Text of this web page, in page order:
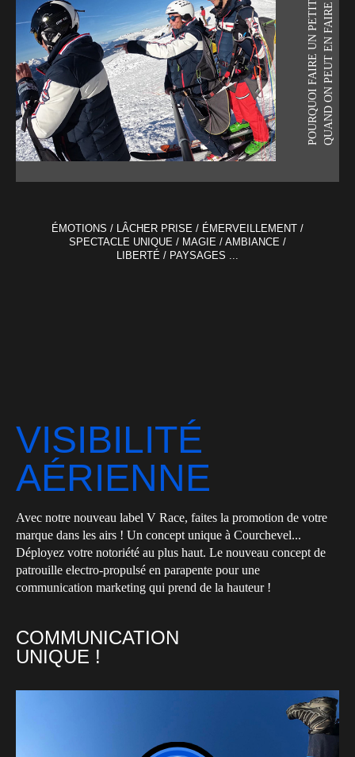
POURQUOI FAIRE UN PETIT VOL,
ÉMOTIONS / LÂCHER PRISE / ÉMERVEILLEMENT /
SPECTACLE UNIQUE / MAGIE / AMBIANCE /
LIBERTÉ / PAYSAGES ...
VISIBILITÉ
AÉRIENNE
Avec notre nouveau label V Race, faites la promotion de votre
marque dans les airs ! Un concept unique à Courchevel...
Déployez votre notoriété au plus haut. Le nouveau concept de
patrouille electro-propulsé en parapente pour une
communication marketing qui prend de la hauteur !
COMMUNICATION
UNIQUE !